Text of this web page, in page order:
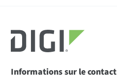
Informations sur le contact